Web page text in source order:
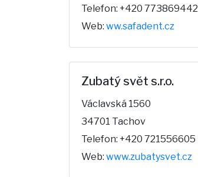
Telefon: +420 773869442
Web: ww.safadent.cz
Zubatý svět s.r.o.
Václavská 1560
34701 Tachov
Telefon: +420 721556605
Web: www.zubatysvet.cz